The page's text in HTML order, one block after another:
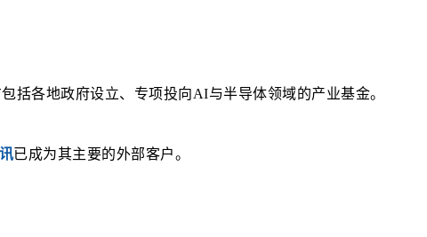
括各地政府设立、专项投向AI与半导体领域的产业基金。
已成为其主要的外部客户。